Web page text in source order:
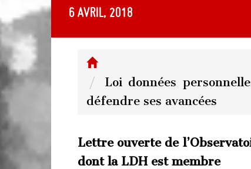
6 avril, 2018
Loi données
défendre ses avancées
Lettre ouverte de
dont la LDH est membre